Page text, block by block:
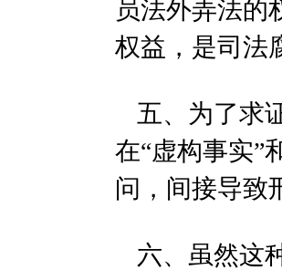
员法外弄法的
权益，是司法
五、为了求
在“虚构事实”
问，间接导致
六、虽然这